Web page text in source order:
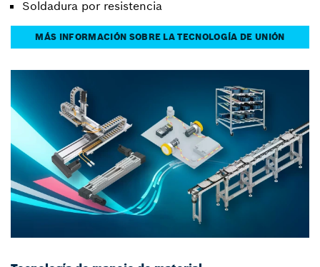
Soldadura por resistencia
MÁS INFORMACIÓN SOBRE LA TECNOLOGÍA DE UNIÓN